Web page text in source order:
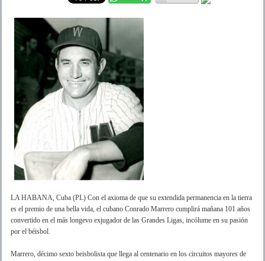
LA HABANA, Cuba (PL) Con el axioma de que su extendida permanencia en la tierra
es el premio de una bella vida, el cubano Conrado Marrero cumplirá mañana 101 años
convertido en el más longevo exjugador de las Grandes Ligas, incólume en su pasión
por el béisbol.
Marrero, décimo sexto beisbolista que llega al centenario en los circuitos mayores de